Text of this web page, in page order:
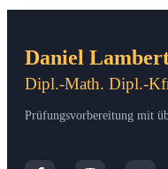
Daniel
Dipl.-Math. Dipl.-
Prüfungsvorbereitung mit